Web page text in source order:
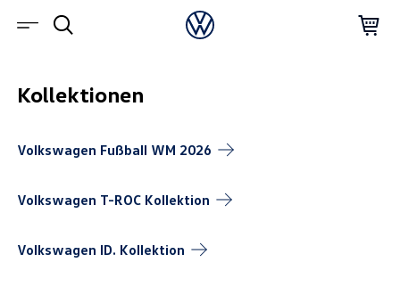
Kollektionen
Volkswagen Fußball WM 2026
Volkswagen T-ROC Kollektion
Volkswagen ID. Kollektion